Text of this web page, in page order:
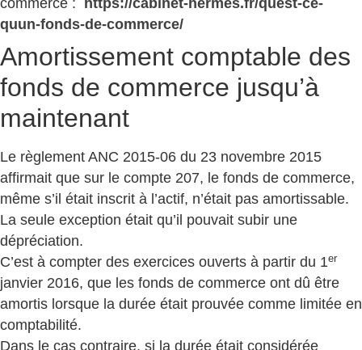
commerce :
https://cabinet-hermes.fr/quest-ce-
quun-fonds-de-commerce/
Amortissement comptable des
fonds de commerce jusqu’à
maintenant
Le règlement ANC 2015-06 du 23 novembre 2015
affirmait que sur le compte 207, le fonds de commerce,
même s’il était inscrit à l’actif, n’était pas amortissable.
La seule exception était qu’il pouvait subir une
dépréciation.
C’est à compter des exercices ouverts à partir du 1er
janvier 2016, que les fonds de commerce ont dû être
amortis lorsque la durée était prouvée comme limitée en
comptabilité.
Dans le cas contraire, si la durée était considérée